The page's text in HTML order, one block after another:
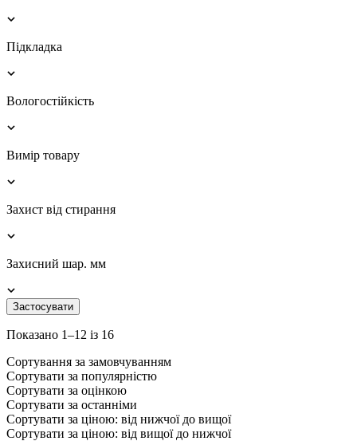
Підкладка
Вологостійкість
Вимір товару
Захист від стирання
Захисний шар. мм
Застосувати
Показано 1–12 із 16
Сортування за замовчуванням
Сортувати за популярністю
Сортувати за оцінкою
Сортувати за останніми
Сортувати за ціною: від нижчої до вищої
Сортувати за ціною: від вищої до нижчої